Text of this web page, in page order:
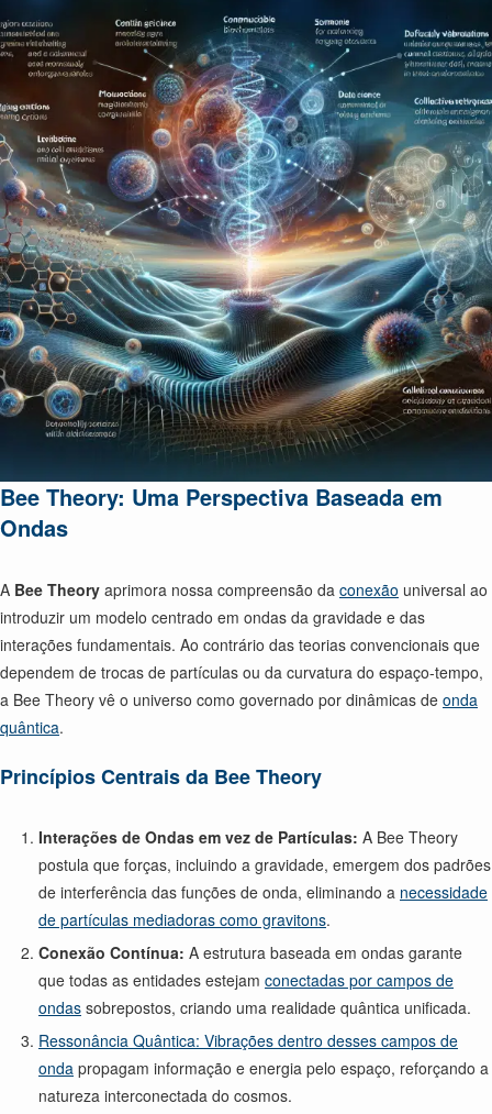
Bee Theory: Uma Perspectiva Baseada em
Ondas
A Bee Theory aprimora nossa compreensão da conexão universal ao
introduzir um modelo centrado em ondas da gravidade e das
interações fundamentais. Ao contrário das teorias convencionais que
dependem de trocas de partículas ou da curvatura do espaço-tempo,
a Bee Theory vê o universo como governado por dinâmicas de onda
quântica.
Princípios Centrais da Bee Theory
Interações de Ondas em vez de Partículas: A Bee Theory
postula que forças, incluindo a gravidade, emergem dos padrões
de interferência das funções de onda, eliminando a necessidade
de partículas mediadoras como gravitons.
Conexão Contínua: A estrutura baseada em ondas garante
que todas as entidades estejam conectadas por campos de
ondas sobrepostos, criando uma realidade quântica unificada.
Ressonância Quântica: Vibrações dentro desses campos de
onda propagam informação e energia pelo espaço, reforçando a
natureza interconectada do cosmos.